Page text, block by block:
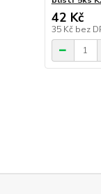
42 Kč
35 Kč bez